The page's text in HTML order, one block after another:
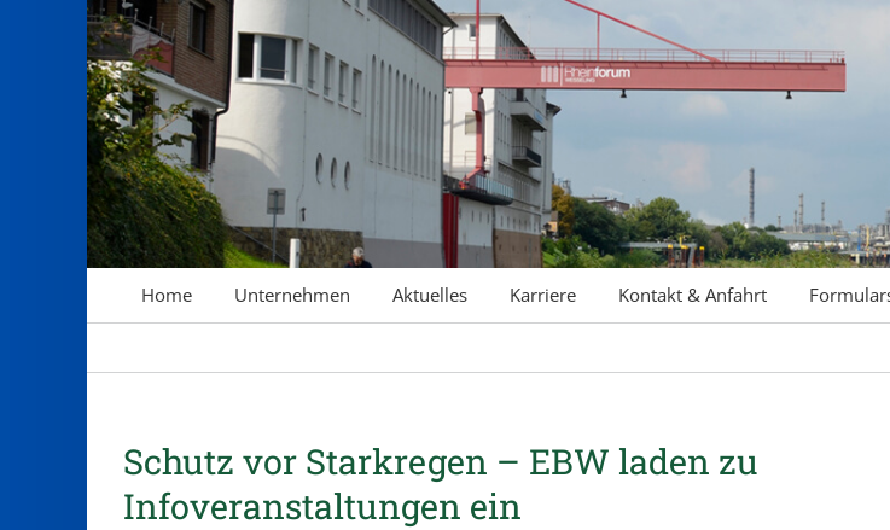
Home Unternehmen Aktuelles Karriere Kontakt & Anfahrt
Schutz vor Starkregen – EBW laden zu
Infoveranstaltungen ein